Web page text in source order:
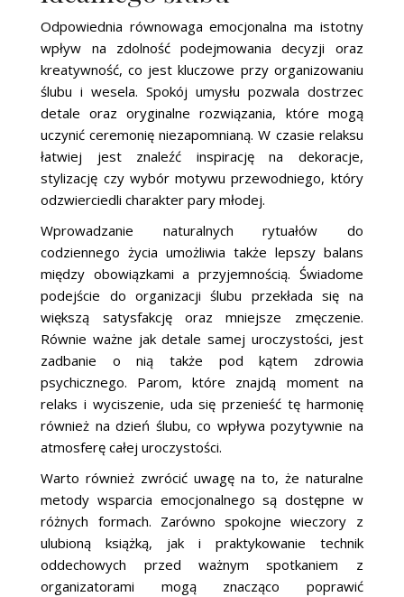
Odpowiednia równowaga emocjonalna ma istotny
wpływ na zdolność podejmowania decyzji oraz
kreatywność, co jest kluczowe przy organizowaniu
ślubu i wesela. Spokój umysłu pozwala dostrzec
detale oraz oryginalne rozwiązania, które mogą
uczynić ceremonię niezapomnianą. W czasie relaksu
łatwiej jest znaleźć inspirację na dekoracje,
stylizację czy wybór motywu przewodniego, który
odzwierciedli charakter pary młodej.
Wprowadzanie naturalnych rytuałów do
codziennego życia umożliwia także lepszy balans
między obowiązkami a przyjemnością. Świadome
podejście do organizacji ślubu przekłada się na
większą satysfakcję oraz mniejsze zmęczenie.
Równie ważne jak detale samej uroczystości, jest
zadbanie o nią także pod kątem zdrowia
psychicznego. Parom, które znajdą moment na
relaks i wyciszenie, uda się przenieść tę harmonię
również na dzień ślubu, co wpływa pozytywnie na
atmosferę całej uroczystości.
Warto również zwrócić uwagę na to, że naturalne
metody wsparcia emocjonalnego są dostępne w
różnych formach. Zarówno spokojne wieczory z
ulubioną książką, jak i praktykowanie technik
oddechowych przed ważnym spotkaniem z
organizatorami mogą znacząco poprawić